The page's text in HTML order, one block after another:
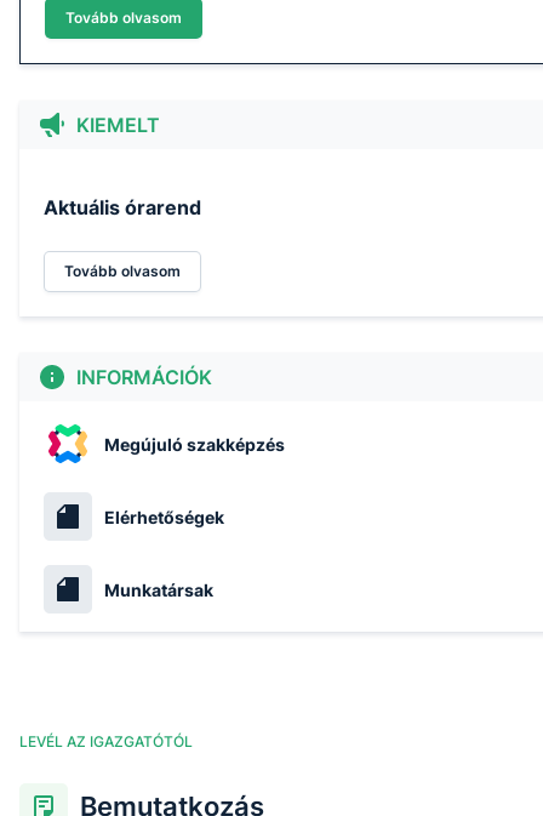
Tovább olvasom
KIEMELT
Aktuális órarend
Tovább olvasom
INFORMÁCIÓK
Megújuló szakképzés
Elérhetőségek
Munkatársak
LEVÉL AZ IGAZGATÓTÓL
Bemutatkozás